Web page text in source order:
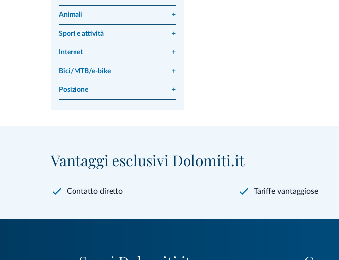
Animali +
Sport e attività +
Internet +
Bici/MTB/e-bike +
Posizione +
Vantaggi esclusivi Dolomiti.it
Contatto diretto Tariffe vantaggiose